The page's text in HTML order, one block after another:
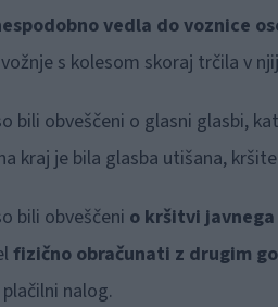
vedla do voznice
s kolesom skoraj trčila v
bili obveščeni o glasni glasbi,
kraj je bila glasba utišana,
bili obveščeni o kršitvi
fizično obračunati z drugim
nalog.